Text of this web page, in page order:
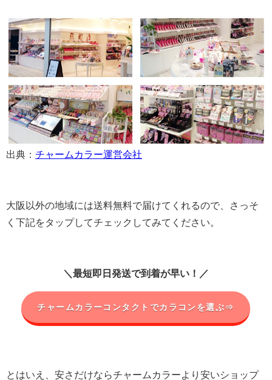
出典： チャームカラー運営会社
大阪以外の地域には送料無料で届けてくれるので、さっそ
く下記をタップしてチェックしてみてください。
＼最短即日発送で到着が早い！／
チャームカラーコンタクトでカラコンを選ぶ⇒
とはいえ、安さだけならチャームカラーより安いショップ